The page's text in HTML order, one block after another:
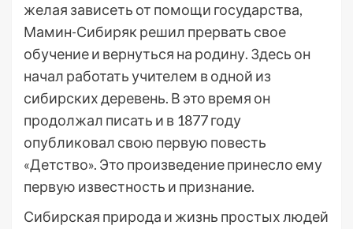
желая зависеть от помощи государства,
Мамин-Сибиряк решил прервать свое
обучение и вернуться на родину. Здесь он
начал работать учителем в одной из
сибирских деревень. В это время он
продолжал писать и в 1877 году
опубликовал свою первую повесть
«Детство». Это произведение принесло ему
первую известность и признание.
Сибирская природа и жизнь простых людей